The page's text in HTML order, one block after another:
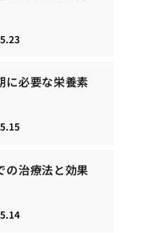
に必要な栄養素
の治療法と効果